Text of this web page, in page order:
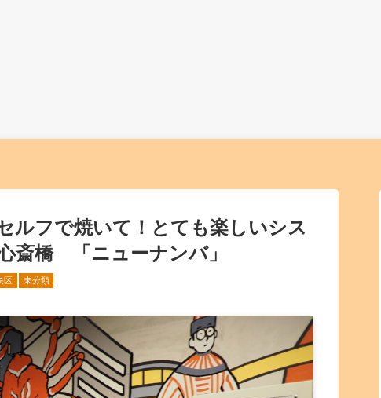
ルフで焼いて！とても楽しいシス
斎橋 「ニューナンバ」
区 未分類